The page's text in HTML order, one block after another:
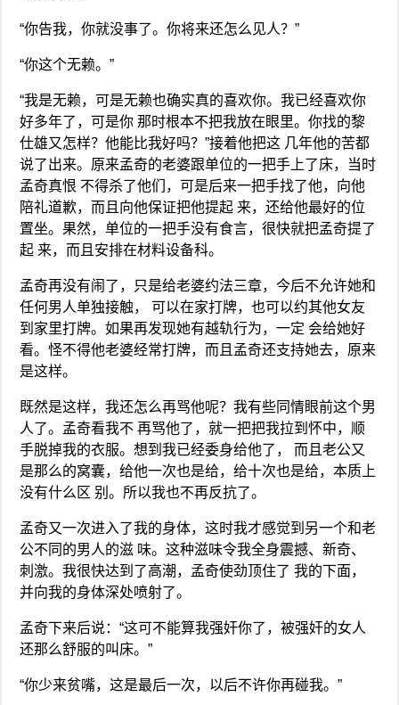
“你告我，你就没事了。你将来还怎么见人？”
“你这个无赖。”
“我是无赖，可是无赖也确实真的喜欢你。我已经喜欢你
好多年了，可是你 那时根本不把我放在眼里。你找的黎
仕雄又怎样？他能比我好吗？”接着他把这 几年他的苦都
说了出来。原来孟奇的老婆跟单位的一把手上了床，当时
孟奇真恨 不得杀了他们，可是后来一把手找了他，向他
陪礼道歉，而且向他保证把他提起 来，还给他最好的位
置坐。果然，单位的一把手没有食言，很快就把孟奇提了
起 来，而且安排在材料设备科。
孟奇再没有闹了，只是给老婆约法三章，今后不允许她和
任何男人单独接触， 可以在家打牌，也可以约其他女友
到家里打牌。如果再发现她有越轨行为，一定 会给她好
看。怪不得他老婆经常打牌，而且孟奇还支持她去，原来
是这样。
既然是这样，我还怎么再骂他呢？我有些同情眼前这个男
人了。孟奇看我不 再骂他了，就一把把我拉到怀中，顺
手脱掉我的衣服。想到我已经委身给他了， 而且老公又
是那么的窝囊，给他一次也是给，给十次也是给，本质上
没有什么区 别。所以我也不再反抗了。
孟奇又一次进入了我的身体，这时我才感觉到另一个和老
公不同的男人的滋 味。这种滋味令我全身震撼、新奇、
刺激。我很快达到了高潮，孟奇使劲顶住了 我的下面，
并向我的身体深处喷射了。
孟奇下来后说：“这可不能算我强奸你了，被强奸的女人
还那么舒服的叫床。”
“你少来贫嘴，这是最后一次，以后不许你再碰我。”